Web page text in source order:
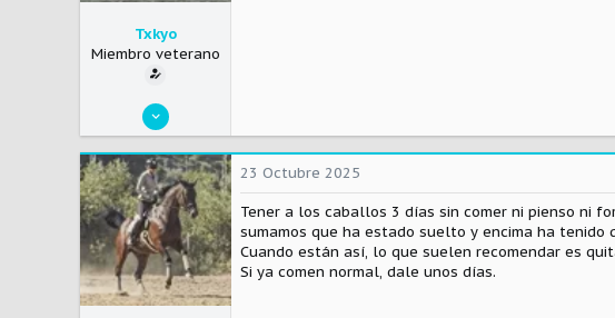
Txkyo
Miembro veterano
340
92
28
23 Octubre 2025
Tener a los caballos 3 días sin comer ni pienso ni
sumamos que ha estado suelto y encima ha
Cuando están así, lo que suelen recomendar es
Si ya comen normal, dale unos días.